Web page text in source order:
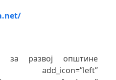
за развој oпштине